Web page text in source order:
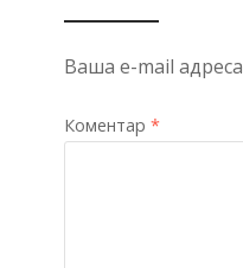
Ваша e-mail
Коментар *